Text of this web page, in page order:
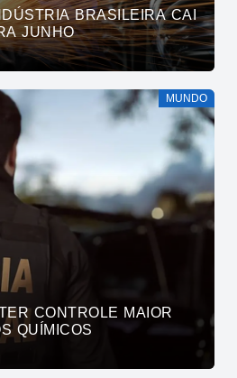
BRASILEIRA CAI
JUNHO
MUNDO
CONTROLE MAIOR
QUÍMICOS